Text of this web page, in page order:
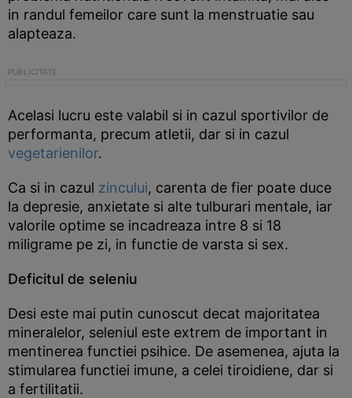
in randul femeilor care sunt la menstruatie sau
alapteaza.
Acelasi lucru este valabil si in cazul sportivilor de
performanta, precum atletii, dar si in cazul
vegetarienilor.
Ca si in cazul zincului, carenta de fier poate duce
la depresie, anxietate si alte tulburari mentale, iar
valorile optime se incadreaza intre 8 si 18
miligrame pe zi, in functie de varsta si sex.
Deficitul de seleniu
Desi este mai putin cunoscut decat majoritatea
mineralelor, seleniul este extrem de important in
mentinerea functiei psihice. De asemenea, ajuta la
stimularea functiei imune, a celei tiroidiene, dar si
a fertilitatii.